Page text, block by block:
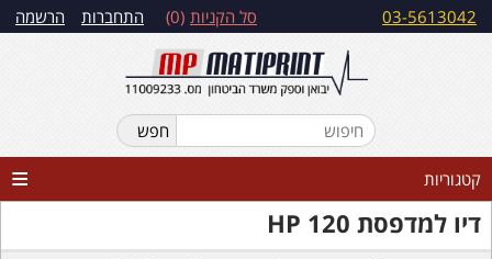
התחברות הרשמה סל הקניות 0 03-5613042
קטגוריות
דיו למדפסת HP 120